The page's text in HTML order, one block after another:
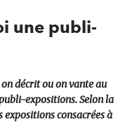
une publi-
décrit ou on vante au
expositions. Selon la
consacrées à